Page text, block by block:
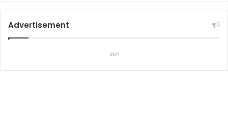
Advertisement
eon